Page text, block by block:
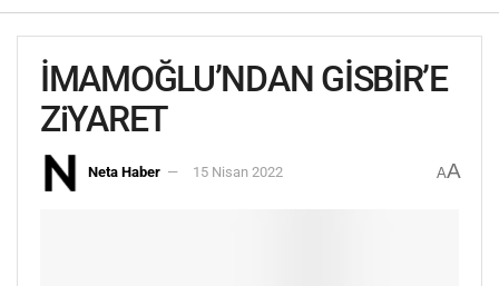
İMAMOĞLU’NDAN GİSBİR’E
ZiYARET
Neta Haber 15 Nisan 2022 AA